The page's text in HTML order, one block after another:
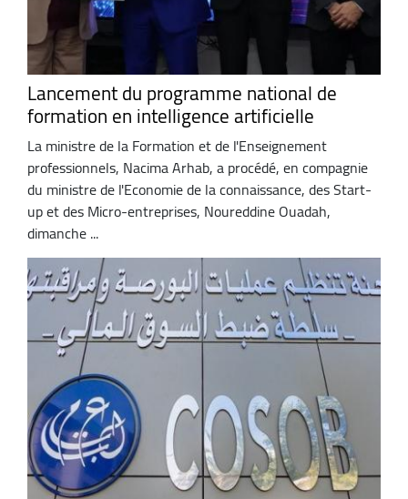
Lancement du programme national de
formation en intelligence artificielle
La ministre de la Formation et de l'Enseignement
professionnels, Nacima Arhab, a procédé, en compagnie
du ministre de l'Economie de la connaissance, des Start-
up et des Micro-entreprises, Noureddine Ouadah,
dimanche ...